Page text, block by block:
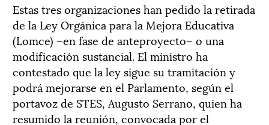
Estas tres organizaciones han pedido la retirada
de la Ley Orgánica para la Mejora Educativa
(Lomce) –en fase de anteproyecto– o una
modificación sustancial. El ministro ha
contestado que la ley sigue su tramitación y
podrá mejorarse en el Parlamento, según el
portavoz de STES, Augusto Serrano, quien ha
resumido la reunión, convocada por el